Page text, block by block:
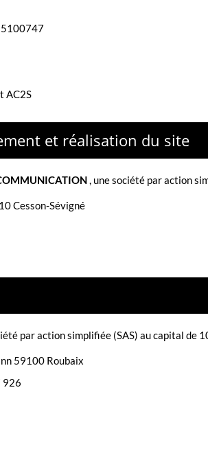
AC2S
et réalisation du site
, une société par action
Cesson-Sévigné
par action simplifiée (SAS) au capital de
59100 Roubaix
926